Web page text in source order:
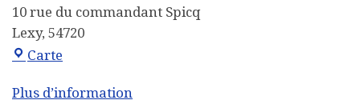
10 rue du commandant Spicq
Lexy, 54720
Carte
Plus d’information